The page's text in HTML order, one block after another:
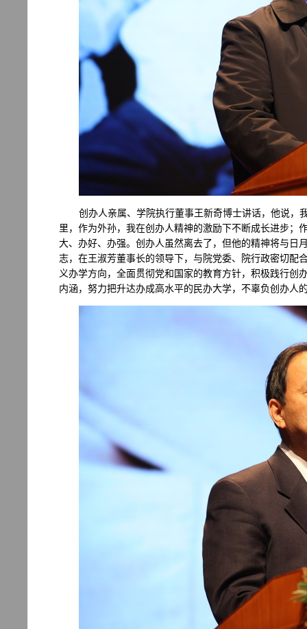
创办人亲属、学院执行董事王新奇博士讲话，他说，
里，作为外孙，我在创办人精神的激励下不断成长进步；
大、办好、办强。创办人虽然离去了，但他的精神将与日
志，在王淑芳董事长的领导下，与院党委、院行政密切配
义办学方向，全面贯彻党和国家的教育方针，积极践行
内涵，努力把升达办成高水平的民办大学，不辜负创办人